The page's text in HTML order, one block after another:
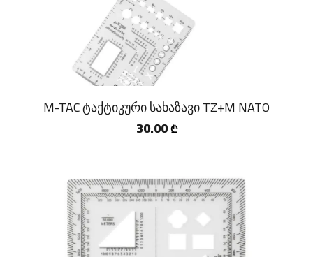
M-TAC ტაქტიკური სახაზავი TZ+M NATO
30.00 ₾